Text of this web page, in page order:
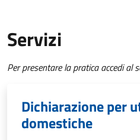
Servizi
Per presentare la pratica accedi al
Dichiarazione per
domestiche